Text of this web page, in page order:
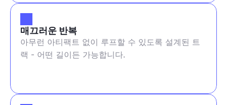
매끄러운 반복
아무런 아티팩트 없이 루프할 수 있도록 설계된 트
랙 - 어떤 길이든 가능합니다.